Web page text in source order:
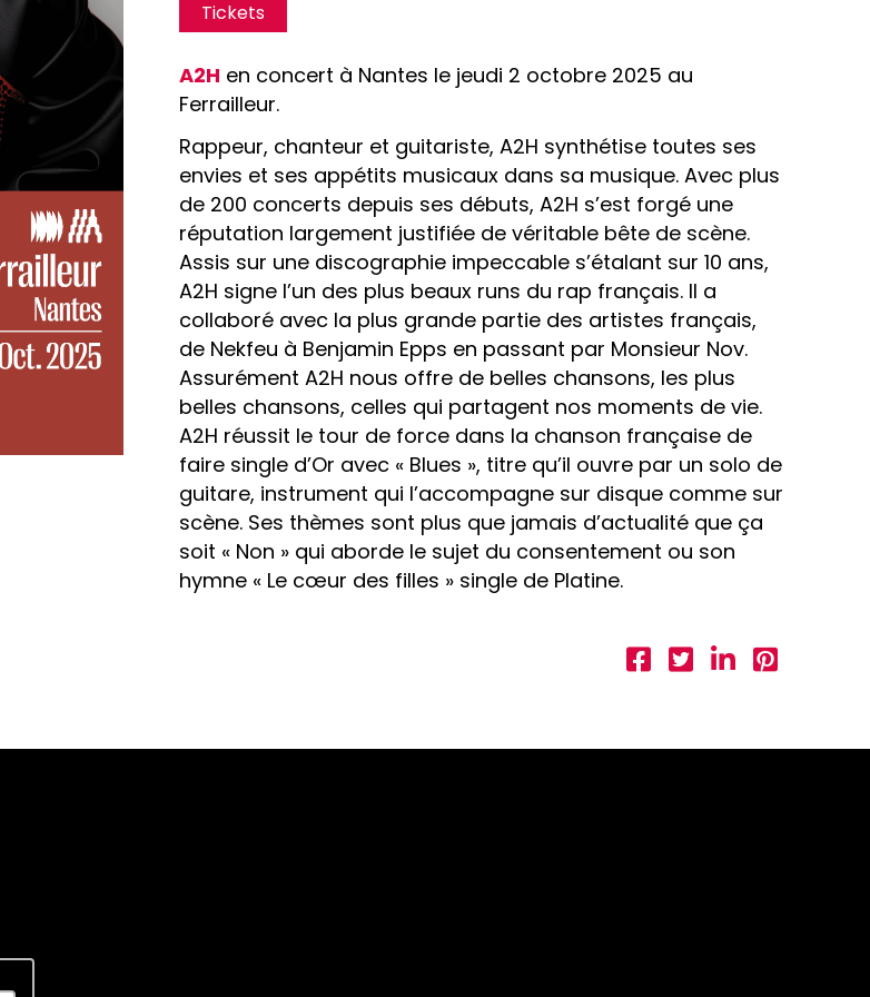
Tickets
A2H en concert à Nantes le jeudi 2 octobre 2025 au
Ferrailleur.
Rappeur, chanteur et guitariste, A2H synthétise toutes ses
envies et ses appétits musicaux dans sa musique. Avec plus
de 200 concerts depuis ses débuts, A2H s’est forgé une
réputation largement justifiée de véritable bête de scène.
Assis sur une discographie impeccable s’étalant sur 10 ans,
A2H signe l’un des plus beaux runs du rap français. Il a
collaboré avec la plus grande partie des artistes français,
de Nekfeu à Benjamin Epps en passant par Monsieur Nov.
Assurément A2H nous offre de belles chansons, les plus
belles chansons, celles qui partagent nos moments de vie.
A2H réussit le tour de force dans la chanson française de
faire single d’Or avec « Blues », titre qu’il ouvre par un solo de
guitare, instrument qui l’accompagne sur disque comme sur
scène. Ses thèmes sont plus que jamais d’actualité que ça
soit « Non » qui aborde le sujet du consentement ou son
hymne « Le cœur des filles » single de Platine.